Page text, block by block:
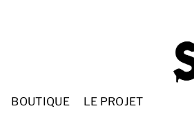
BOUTIQUE LE PROJET